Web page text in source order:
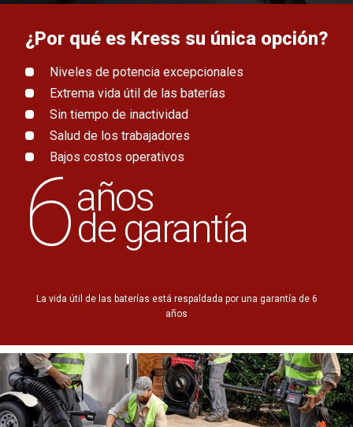
¿Por qué es Kress su única opción?
Niveles de potencia excepcionales
Extrema vida útil de las baterías
Sin tiempo de inactividad
Salud de los trabajadores
Bajos costos operativos
6años
de garantía
La vida útil de las baterías está respaldada por una garantía de 6
años